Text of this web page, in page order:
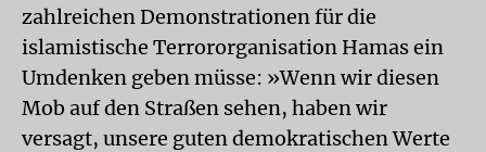
zahlreichen Demonstrationen für die
islamistische Terrororganisation Hamas ein
Umdenken geben müsse: »Wenn wir diesen
Mob auf den Straßen sehen, haben wir
versagt, unsere guten demokratischen Werte